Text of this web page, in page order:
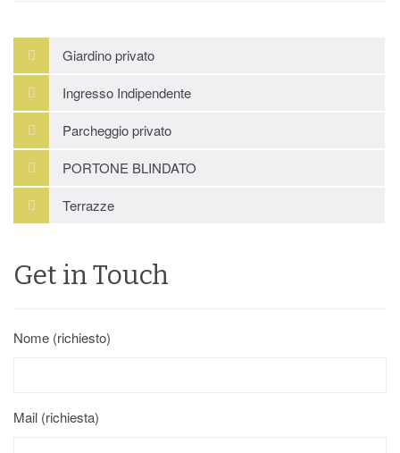
Giardino privato
Ingresso Indipendente
Parcheggio privato
PORTONE BLINDATO
Terrazze
Get in Touch
Nome (richiesto)
Mail (richiesta)